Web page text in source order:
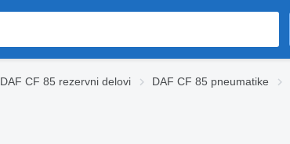
DAF CF 85 rezervni delovi DAF CF 85 pneumatikе